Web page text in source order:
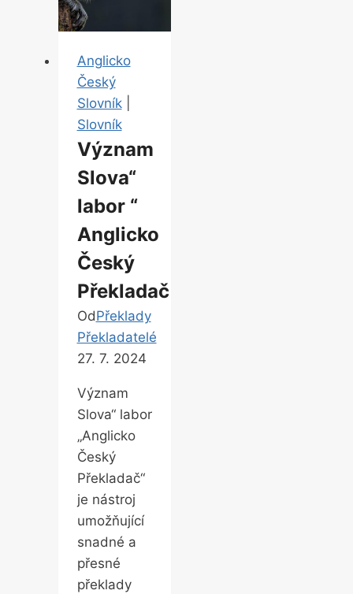
Anglicko
Český
Slovník|
Slovník
Význam
Slova“
labor “
Anglicko
Český
Překladač
OdPřeklady
Překladatelé
27. 7. 2024
Význam
Slova“ labor
„Anglicko
Český
Překladač“
je nástroj
umožňující
snadné a
přesné
překlady